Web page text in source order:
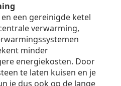
een gereinigde ketel
verwarming,
minder
energiekosten. Door
te laten kuisen en je
je dus ook op de lange